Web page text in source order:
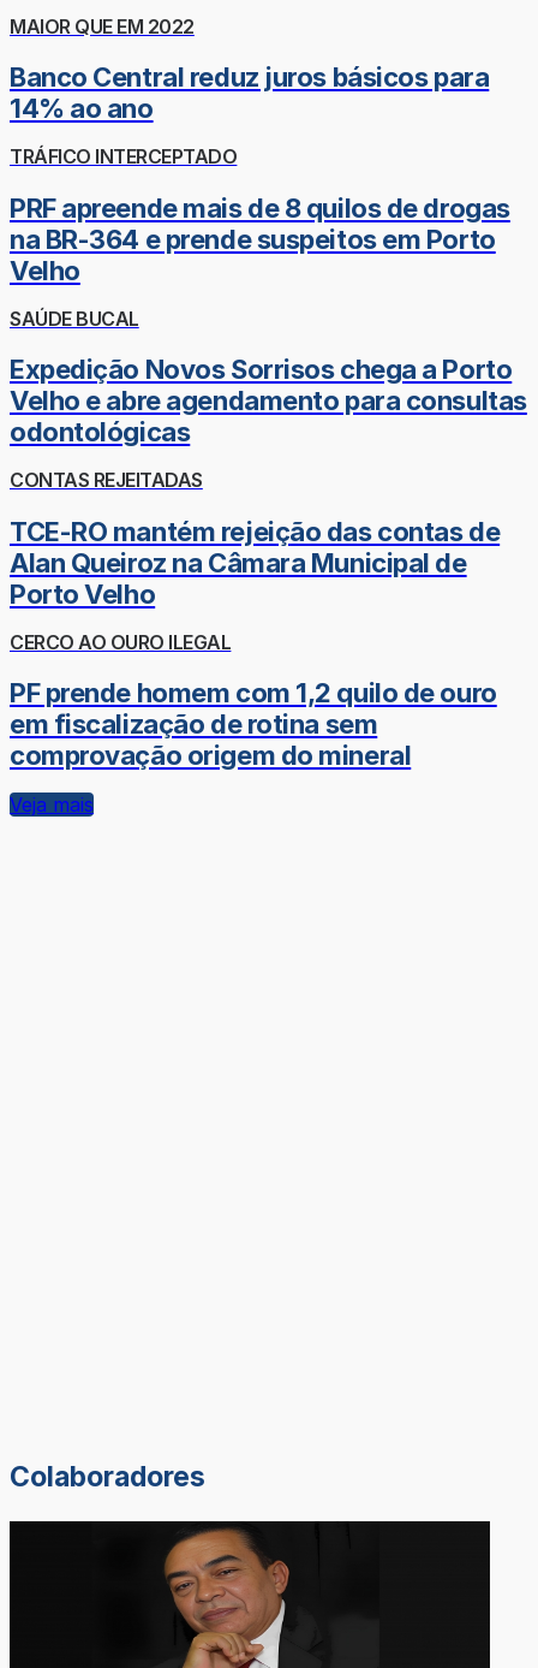
MAIOR QUE EM 2022
Banco Central reduz juros básicos para
14% ao ano
TRÁFICO INTERCEPTADO
PRF apreende mais de 8 quilos de drogas
na BR-364 e prende suspeitos em Porto
Velho
SAÚDE BUCAL
Expedição Novos Sorrisos chega a Porto
Velho e abre agendamento para consultas
odontológicas
CONTAS REJEITADAS
TCE-RO mantém rejeição das contas de
Alan Queiroz na Câmara Municipal de
Porto Velho
CERCO AO OURO ILEGAL
PF prende homem com 1,2 quilo de ouro
em fiscalização de rotina sem
comprovação origem do mineral
Veja mais
Colaboradores